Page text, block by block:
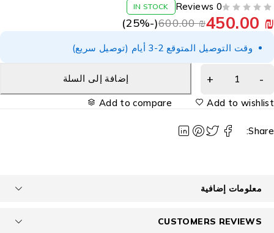
0 Reviews
IN STOCK
600.00₪450.00
(-
25%)
وقت التوصيل المتوقع 2-3 أيام (توصيل سريع)
إضافة إلى السلة
Add to
Add to compare
معلومات إضافية
CUSTOMERS REVIEWS